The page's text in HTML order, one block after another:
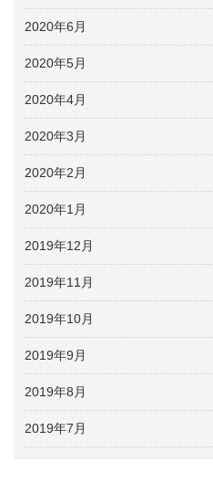
2020年6月
2020年5月
2020年4月
2020年3月
2020年2月
2020年1月
2019年12月
2019年11月
2019年10月
2019年9月
2019年8月
2019年7月